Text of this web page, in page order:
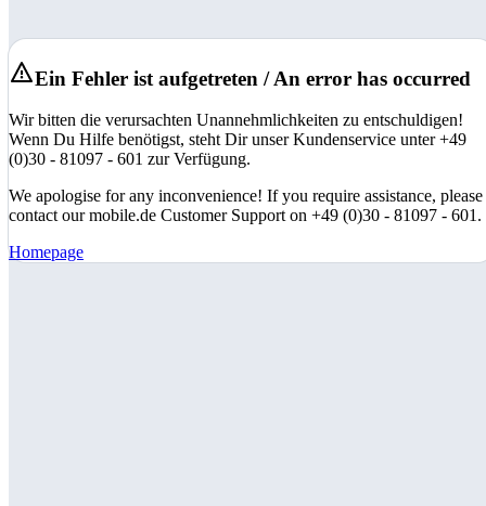
Ein Fehler ist aufgetreten / An error has occurred
Wir bitten die verursachten Unannehmlichkeiten zu entschuldigen!
Wenn Du Hilfe benötigst, steht Dir unser Kundenservice unter +49
(0)30 - 81097 - 601 zur Verfügung.
We apologise for any inconvenience! If you require assistance, please
contact our mobile.de Customer Support on +49 (0)30 - 81097 - 601.
Homepage